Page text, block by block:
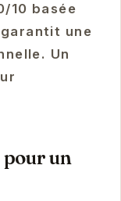
10 basée
garantit une
Un
un